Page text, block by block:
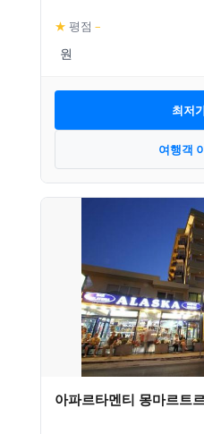
★ 평점 –
최저
여행객
아파르타멘티 몽마르트